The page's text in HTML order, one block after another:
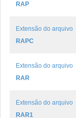
RAP
Extensão do arquivo
RAPC
Extensão do arquivo
RAR
Extensão do arquivo
RAR1